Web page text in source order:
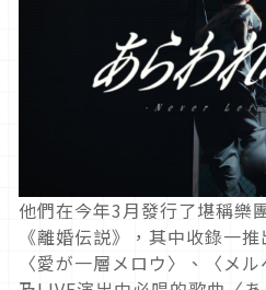
他們在今年3月發行了堪稱樂
《離婚伝説》，其中收錄一
〈愛が一層メロウ〉、〈メ